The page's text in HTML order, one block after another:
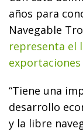
años para
Navegable
representa el
exportaciones
“Tiene una
desarrollo
y la libre